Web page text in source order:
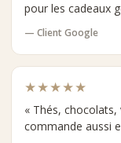
pour les cadeaux
— Client Google
★★★★★
« Thés,
commande aussi